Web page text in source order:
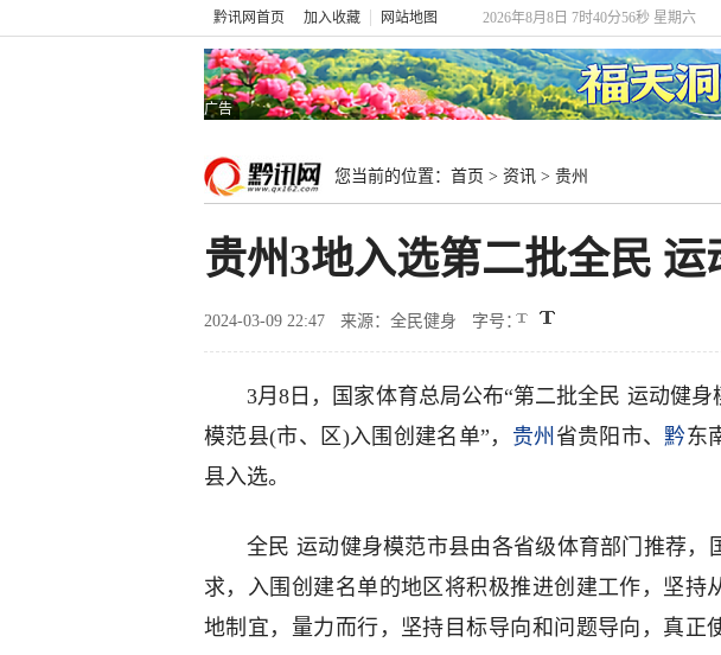
黔讯网首页 加入收藏 网站地图 2026年8月8日 7时40分56秒 星期六
广告
您当前的位置： 首页 > 资讯 > 贵州
贵州3地入选第二批全民 运
2024-03-09 22:47 来源：全民健身 字号：
3月8日，国家体育总局公布“第二批全民 运动健
模范县(市、区)入围创建名单”， 贵州 省贵阳市、黔东
县入选。
全民 运动健身模范市县由各省级体育部门推荐，
求，入围创建名单的地区将积极推进创建工作，坚持
地制宜，量力而行，坚持目标导向和问题导向，真正